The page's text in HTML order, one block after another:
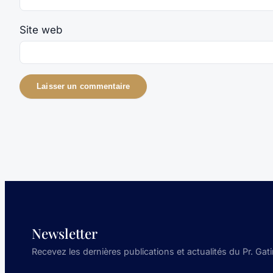
Site web
Newsletter
Recevez les dernières publications et actualités du Pr.